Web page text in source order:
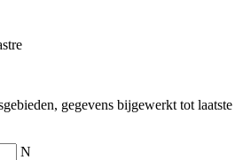
gegevens bijgewerkt tot laatste
N